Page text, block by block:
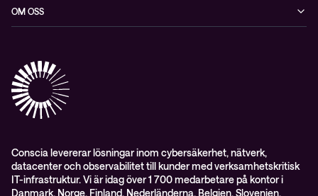
Nätverk & WiFi
Event
Whitepapers & guider
OM OSS
Kontakt
Pressnyheter
Conscia levererar lösningar inom cybersäkerhet, nätverk,
datacenter och observabilitet till kunder med verksamhetskritisk
IT-infrastruktur. Vi är idag över 1 700 medarbetare på kontor i
Danmark, Norge, Finland, Nederländerna, Belgien, Slovenien,